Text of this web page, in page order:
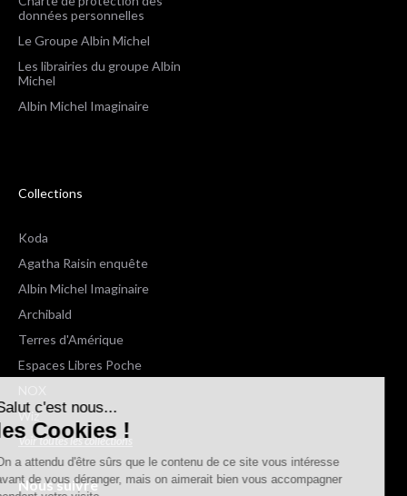
les Cookies !
ce site vous intéresse avant de vous
déranger, mais on aimerait bien vous accompagner pendant votre
données personnelles
Le Groupe Albin Michel
Les librairies du groupe Albin
Michel
Albin Michel Imaginaire
Collections
Koda
Agatha Raisin enquête
Albin Michel Imaginaire
Archibald
Terres d'Amérique
Espaces Libres Poche
Wiz
Voir toutes les collections
Nous suivre